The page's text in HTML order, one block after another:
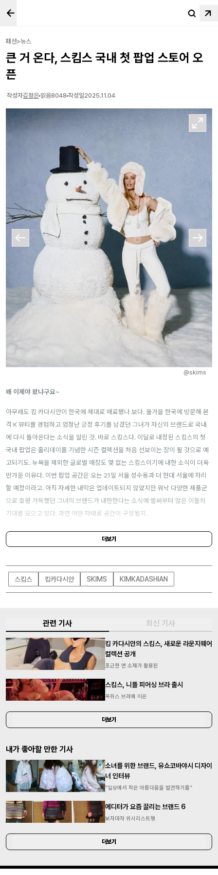
패션>뉴스
큰 거 온다, 스킴스 국내 첫 팝업 스토어 오
픈
작성자김정은 읽음8048 작성일2025.11.04
@skims
왜 이제야 왔냐구요~
아무래도 킴 카다시안이 한국에 제대로 매료됐나 보다. 올가을 한국에 방문해 본
격 K 뷰티를 경험하고 엄청난 긍정 후기를 남겼던 그녀가 자신의 브랜드로 국내
에 다시 돌아온다는 소식을 알린 것. 바로 스킴스다. 이달로 내정된 스킴스의 첫
국내 팝업은 홀리데이를 기념한 시즌 컬렉션을 처음 선보이는 장이 될 것으로 예
고되기도. 뉴욕을 제외한 글로벌 매장도 몇 없는 스킴스이기에 내한 소식이 더욱
반가운 이유다. 이번 팝업 공간은 오는 21일 서울 성수동과 더 현대 서울에 자리
할 예정이라고. 아직 자세한 내막은 업데이트되지 않았지만 워낙 다양한 제품군
으로 호평 가득했던 그녀의 브랜드가 내한한다는 소식에 벌써부터 많은 이들의
기대를 모으고 있다. 과연 어떤 자태로 공간이 구성될지.
더보기
스킴스 킴카다시안 SKIMS KIMKADASHIAN
관련 기사 최신 기사
킴 카다시안의 스킴스, 새로운 라운지웨어
컬렉션 공개
포근한 면 소재가 활용된
스킴스, 니플 피어싱 브라 출시
꼭쥐스 브라에 이은
더보기
내가 좋아할 만한 기사
소녀를 위한 브랜드, 유쇼코바야시 디자이
너 인터뷰
“일상에서 작은 아름다움을 발견하기를”
에디터가 요즘 끌리는 브랜드 6
보자마자 위시리스트행
더보기